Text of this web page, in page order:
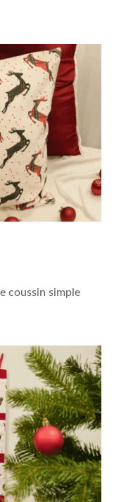
coussin simple